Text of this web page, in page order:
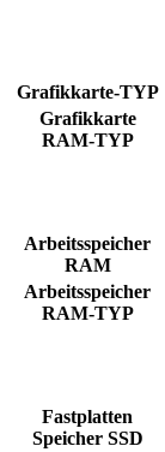
Grafikkarte-TYP
Grafikkarte
RAM-TYP
Arbeitsspeicher
RAM
Arbeitsspeicher
RAM-TYP
Fastplatten
Speicher SSD